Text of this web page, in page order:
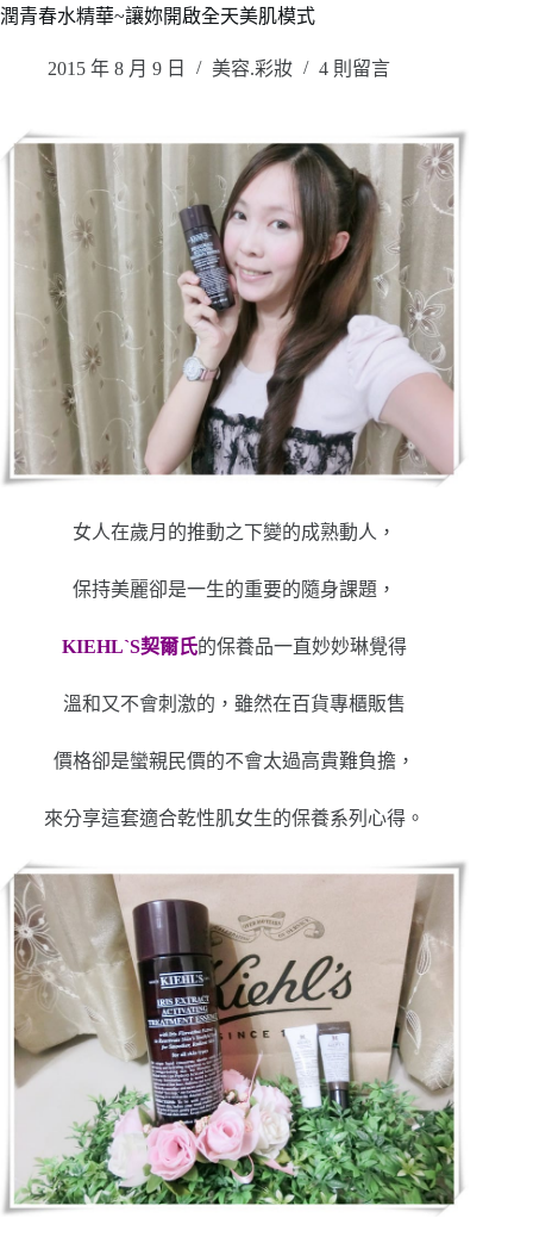
潤青春水精華~讓妳開啟全天美肌模式
2015 年 8 月 9 日 美容.彩妝 4 則留言
女人在歲月的推動之下變的成熟動人，
保持美麗卻是一生的重要的隨身課題，
KIEHL`S契爾氏的保養品一直妙妙琳覺得
溫和又不會刺激的，雖然在百貨專櫃販售
價格卻是蠻親民價的不會太過高貴難負擔，
來分享這套適合乾性肌女生的保養系列心得。